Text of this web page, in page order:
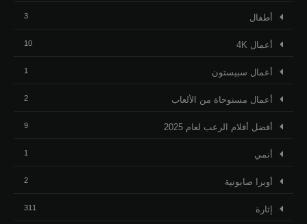
أطفال 3
أعمال 4K 10
أعمال سبيستون 1
أعمال مستوحاة من الألعاب 2
أفضل أفلام الرعب لعام 2025 9
أنمي 1
أوبرا صابونية 2
إثارة 311